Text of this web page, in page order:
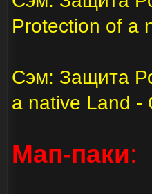
Protection of a
Сэм: Защита
a native Land -
Мап-паки: